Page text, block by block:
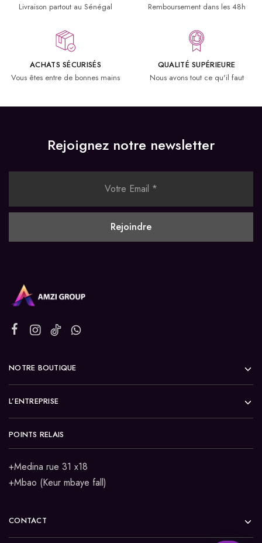
Livraison partout au Sénégal
Remboursement dans les 48h
ACHATS SÉCURISÉS
Vous êtes entre de bonnes mains
QUALITÉ SUPÉRIEURE
Nous avons tout ce qu'il faut
Rejoignez notre newsletter
NOTRE BOUTIQUE
L’ENTREPRISE
POINTS RELAIS
+Medina rue 31 x18
+Mbao (Keur mbaye fall)
CONTACT